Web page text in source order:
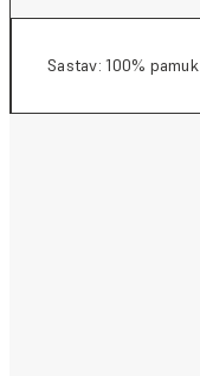
Sastav: 100% pamuk